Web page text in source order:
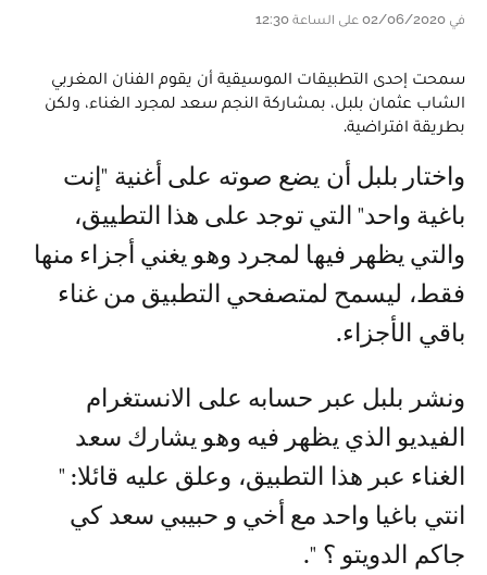
في 02/06/2020 على الساعة 12:30
سمحت إحدى التطبيقات الموسيقية أن يقوم الفنان المغربي
الشاب عثمان بلبل، بمشاركة النجم سعد لمجرد الغناء، ولكن
بطريقة افتراضية.
واختار بلبل أن يضع صوته على أغنية "إنت
باغية واحد" التي توجد على هذا التطييق،
والتي يظهر فيها لمجرد وهو يغني أجزاء منها
فقط، ليسمح لمتصفحي التطبيق من غناء
باقي الأجزاء.
ونشر بلبل عبر حسابه على الانستغرام
الفيديو الذي يظهر فيه وهو يشارك سعد
الغناء عبر هذا التطبيق، وعلق عليه قائلا: "
انتي باغيا واحد مع أخي و حبيبي سعد كي
جاكم الدويتو ؟ ".